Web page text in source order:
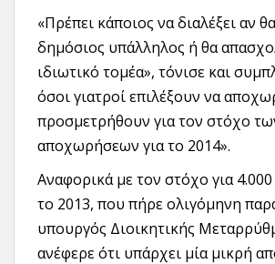
«Πρέπει κάποιος να διαλέξει αν
δημόσιος υπάλληλος ή θα
ιδιωτικό τομέα», τόνισε και
όσοι γιατροί επιλέξουν να
προσμετρήθουν για τον στόχο
αποχωρήσεων για το 2014».
Αναφορικά με τον στόχο για
το 2013, που πήρε ολιγόμηνη
υπουργός Διοικητικής
ανέφερε ότι υπάρχει μία μικρή